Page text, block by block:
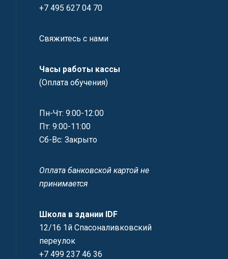
+7 495 627 04 70
Свяжитесь с нами
Часы работы кассы
(Оплата обучения)
Пн-Чт: 9:00-12:00
Пт: 9:00-11:00
Сб-Вс: Закрыто
Оплата банковской картой не
принимается
Школа в здании IDF
12/16 1й Спасоналивковский
переулок
+7 499 237 46 36